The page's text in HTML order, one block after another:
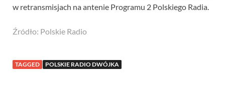
w retransmisjach na antenie Programu 2 Polskiego Radia.
Źródło: Polskie Radio
TAGGED POLSKIE RADIO DWÓJKA